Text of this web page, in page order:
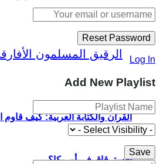
القرآن والكتابة العربية: كيف قاوم
الاسترقاق في أمريكا؟
Log In
Add New Playlist